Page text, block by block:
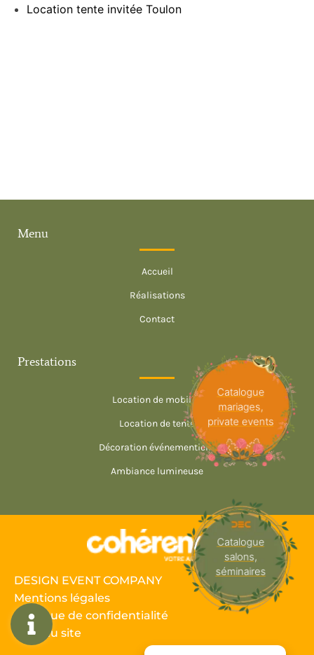
Location tente invitée Toulon
Catalogue
mariages,
private events
Catalogue
salons,
séminaires
Menu
Accueil
Réalisations
Contact
Prestations
Location de mobilier
Location de tente
Décoration événementielle
Ambiance lumineuse
DESIGN EVENT COMPANY
Mentions légales
Politique de confidentialité
Plan du site